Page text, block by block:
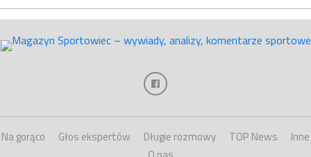
Na gorąco Głos ekspertów Długie rozmowy TOP News
Inne